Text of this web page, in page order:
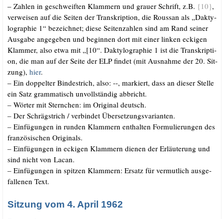
– Zah­len in geschweif­ten Klam­mern und grau­er Schrift, z.B. {10},
ver­wei­sen auf die Sei­ten der Tran­skrip­ti­on, die Rous­san als „Dak­ty­
lo­gra­phie 1“ bezeich­net; die­se Sei­ten­zah­len sind am Rand sei­ner
Aus­ga­be ange­ge­ben und begin­nen dort mit einer lin­ken ecki­gen
Klam­mer, also etwa mit „[10“. Dak­ty­lo­gra­phie 1 ist die Tran­skrip­ti­
on, die man auf der Sei­te der ELP fin­det (mit Aus­nah­me der 20. Sit­
zung), hier.
– Ein dop­pel­ter Bin­de­strich, also: --, mar­kiert, dass an die­ser Stel­le
ein Satz gram­ma­tisch unvoll­stän­dig abbricht.
– Wör­ter mit Stern­chen: im Ori­gi­nal deutsch.
– Der Schräg­strich /​ ver­bin­det Übersetzungsvarianten.
– Ein­fü­gun­gen in run­den Klam­mern ent­hal­ten For­mu­lie­run­gen des
fran­zö­si­schen Originals.
– Ein­fü­gun­gen in ecki­gen Klam­mern die­nen der Erläu­te­rung und
sind nicht von Lacan.
– Ein­fü­gun­gen in spit­zen Klam­mern: Ersatz für ver­mut­lich aus­ge­
fal­le­nen Text.
Sitzung vom 4. April 1962